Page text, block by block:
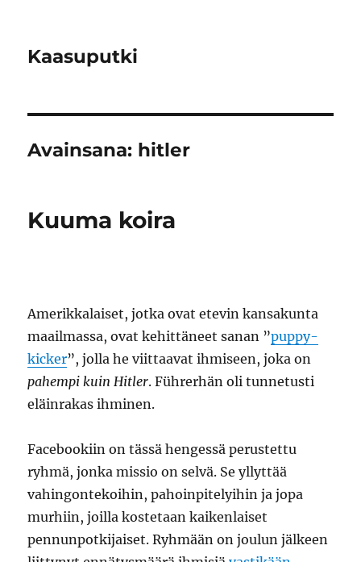
Kaasuputki
Avainsana: hitler
Kuuma koira
Amerikkalaiset, jotka ovat etevin kansakunta
maailmassa, ovat kehittäneet sanan ”puppy-
kicker”, jolla he viittaavat ihmiseen, joka on
pahempi kuin Hitler. Führerhän oli tunnetusti
eläinrakas ihminen.
Facebookiin on tässä hengessä perustettu
ryhmä, jonka missio on selvä. Se yllyttää
vahingontekoihin, pahoinpitelyihin ja jopa
murhiin, joilla kostetaan kaikenlaiset
pennunpotkijaiset. Ryhmään on joulun jälkeen